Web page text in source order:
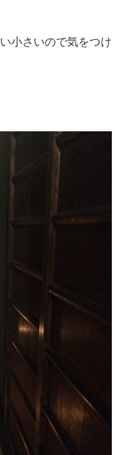
小さいので気をつけ